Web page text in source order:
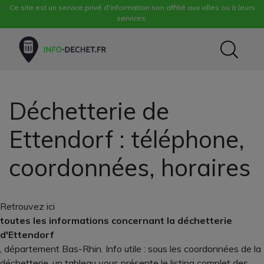
Ce site est un service privé d'information non affilié aux villes ou à leurs
services.
Déchetterie de
Ettendorf : téléphone,
coordonnées, horaires
Retrouvez ici
toutes les informations concernant la déchetterie
d'Ettendorf
, département Bas-Rhin. Info utile : sous les coordonnées de la